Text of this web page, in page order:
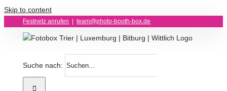
Skip to content
Festnetz anrufen team@photo-booth-box.de
Suche nach: